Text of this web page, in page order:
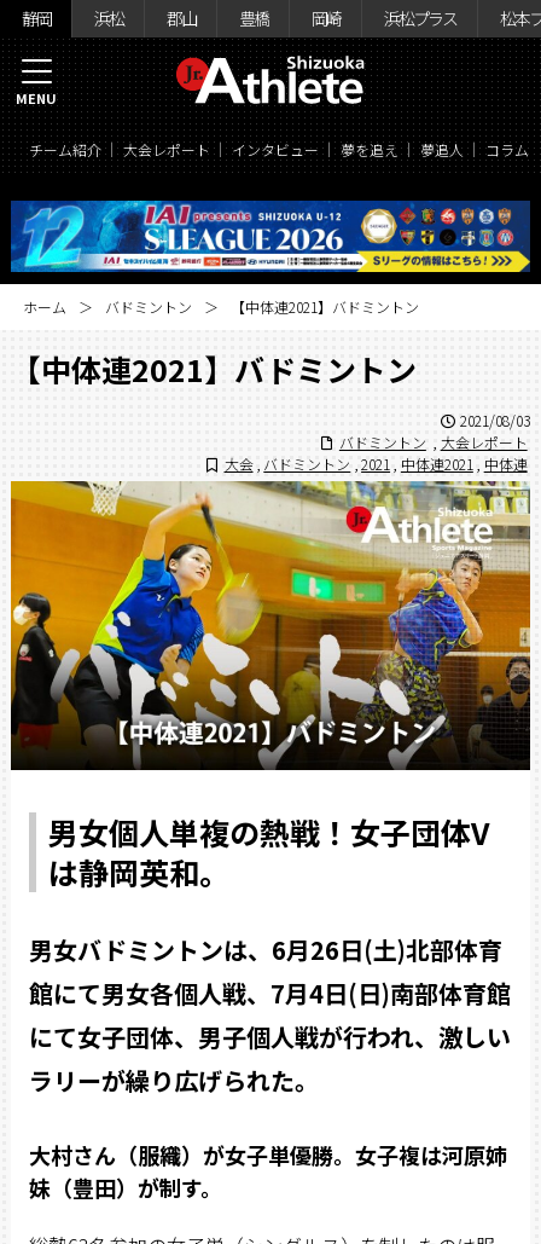
静岡 浜松 郡山 豊橋 岡崎 浜松プラス 松本
チーム紹介 大会レポート インタビュー 夢を追え 夢追人 コラム
MENU
ホーム バドミントン 【中体連2021】バドミントン
【中体連2021】バドミントン
2021/08/03
バドミントン
大会レポート
大会 バドミントン 2021 中体連2021 中体連
男女個人単複の熱戦！女子団体V
は静岡英和。
男女バドミントンは、6月26日(土)北部体育
館にて男女各個人戦、7月4日(日)南部体育館
にて女子団体、男子個人戦が行われ、激しい
ラリーが繰り広げられた。
大村さん（服織）が女子単優勝。女子複は河原姉
妹（豊田）が制す。